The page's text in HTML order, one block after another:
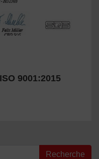
9001:2015